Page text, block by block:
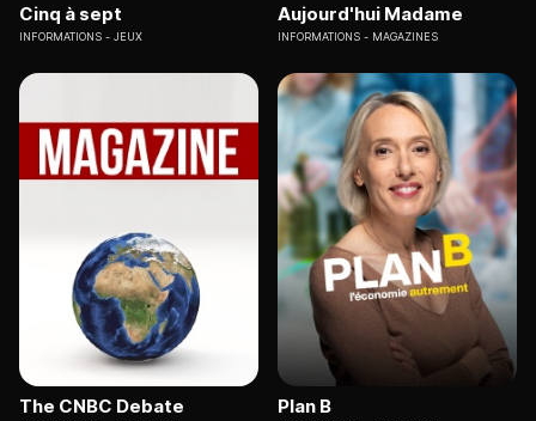
Cinq à sept
INFORMATIONS JEUX
Aujourd'hui Madame
INFORMATIONS MAGAZINES
The CNBC Debate Plan B